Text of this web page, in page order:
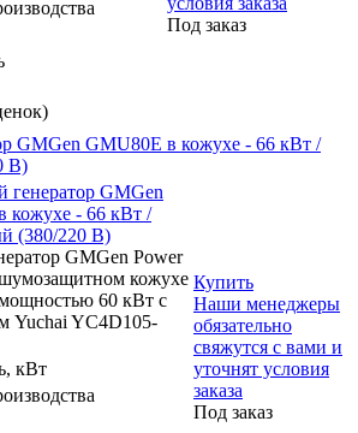
Под заказ
GMGen GMU80E в кожухе - 66 кВт /
В)
генератор GMGen
кожухе - 66 кВт /
(380/220 В)
GMGen Power
шумозащитном кожухе
60 кВт с
Yuchai YC4D105-
кВт
Купить
Наши менеджеры
обязательно
свяжутся с вами и
уточнят условия
заказа
Под заказ